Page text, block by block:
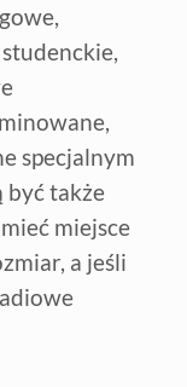
specjalnym
być także
miejsce
a jeśli